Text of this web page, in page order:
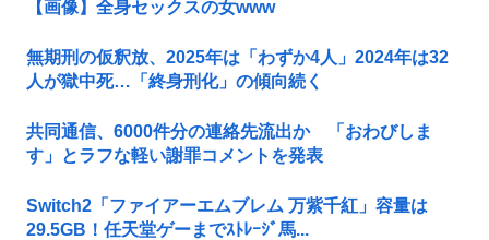
【画像】全身セックスの女www
無期刑の仮釈放、2025年は「わずか4人」2024年は32
人が獄中死…「終身刑化」の傾向続く
共同通信、6000件分の連絡先流出か 「おわびしま
す」とラフな軽い謝罪コメントを発表
Switch2「ファイアーエムブレム 万紫千紅」容量は
29.5GB！任天堂ゲーまでｽﾄﾚｰｼﾞ馬...